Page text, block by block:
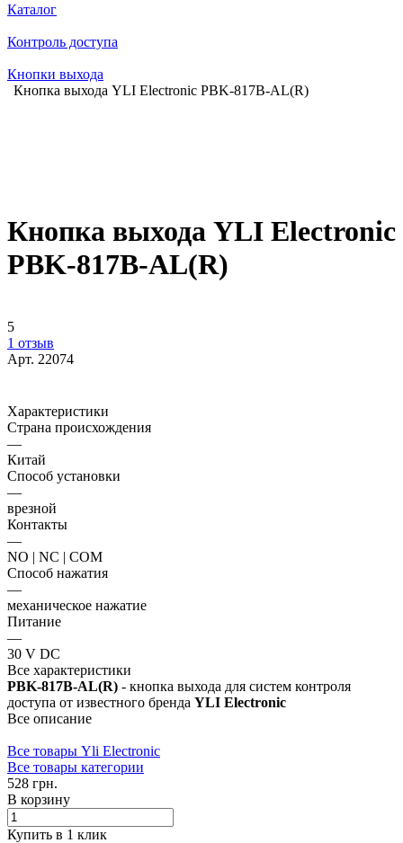
Каталог
Контроль доступа
Кнопки выхода
Кнопка выхода YLI Electronic PBK-817B-AL(R)
Кнопка выхода YLI Electronic
PBK-817B-AL(R)
5
1 отзыв
Арт. 22074
Характеристики
Страна происхождения
—
Китай
Способ установки
—
врезной
Контакты
—
NO | NC | COM
Способ нажатия
—
механическое нажатие
Питание
—
30 V DC
Все характеристики
PBK-817B-AL(R) - кнопка выхода для систем контроля
доступа от известного бренда YLI Electronic
Все описание
Все товары Yli Electronic
Все товары категории
528 грн.
В корзину
Купить в 1 клик